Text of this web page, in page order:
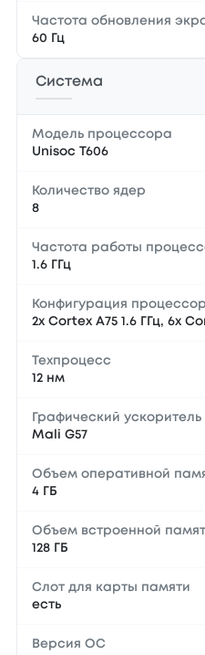
Частота обновления
60 Гц
Система
Модель процессора
Unisoc T606
Количество ядер
8
Частота работы
1.6 ГГц
Конфигурация
2x Cortex A75 1.6 ГГц, 6x
Техпроцесс
12 нм
Графический ускоритель
Mali G57
Объем оперативной
4 ГБ
Объем встроенной
128 ГБ
Слот для карты памяти
есть
Версия ОС